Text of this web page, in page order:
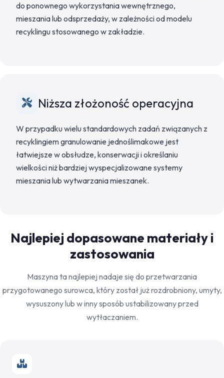
do ponownego wykorzystania wewnętrznego,
mieszania lub odsprzedaży, w zależności od modelu
recyklingu stosowanego w zakładzie.
Niższa złożoność operacyjna
W przypadku wielu standardowych zadań związanych z
recyklingiem granulowanie jednoślimakowe jest
łatwiejsze w obsłudze, konserwacji i określaniu
wielkości niż bardziej wyspecjalizowane systemy
mieszania lub wytwarzania mieszanek.
Najlepiej dopasowane materiały i
zastosowania
Maszyna ta najlepiej nadaje się do przetwarzania
przygotowanego surowca, który został już rozdrobniony, umyty,
wysuszony lub w inny sposób ustabilizowany przed
wytłaczaniem.